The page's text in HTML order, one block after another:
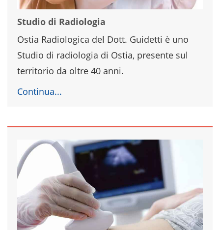
Studio di Radiologia
Ostia Radiologica del Dott. Guidetti è uno
Studio di radiologia di Ostia, presente sul
territorio da oltre 40 anni.
Continua...